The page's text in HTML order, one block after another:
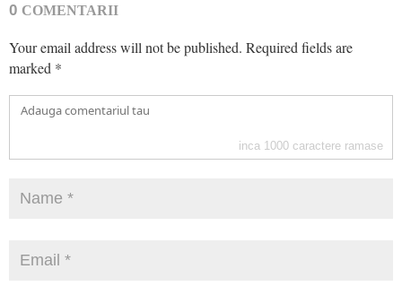
0 COMENTARII
Your email address will not be published. Required fields are
marked *
inca 1000 caractere ramase